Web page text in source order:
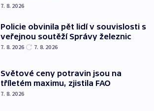
7. 8. 2026
Policie obvinila pět lidí v souvislosti s
veřejnou soutěží Správy železnic
7. 8. 2026 7. 8. 2026
Světové ceny potravin jsou na
tříletém maximu, zjistila FAO
7. 8. 2026